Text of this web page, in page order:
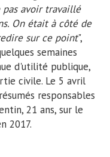
avoir travaillé
On était à côté de
sur ce point",
semaines
d'utilité publique,
civile. Le 5 avril
responsables
21 ans, sur le
2017.